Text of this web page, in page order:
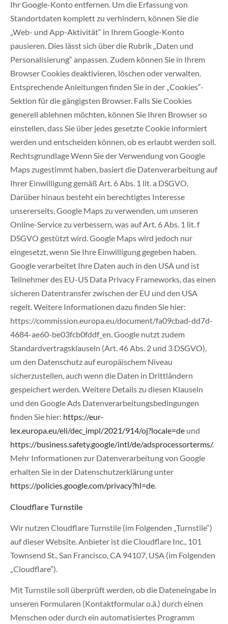
Ihr Google-Konto entfernen. Um die Erfassung von
Standortdaten komplett zu verhindern, können Sie die
„Web- und App-Aktivität“ in Ihrem Google-Konto
pausieren. Dies lässt sich über die Rubrik „Daten und
Personalisierung“ anpassen. Zudem können Sie in Ihrem
Browser Cookies deaktivieren, löschen oder verwalten.
Entsprechende Anleitungen finden Sie in der „Cookies“-
Sektion für die gängigsten Browser. Falls Sie Cookies
generell ablehnen möchten, können Sie Ihren Browser so
einstellen, dass Sie über jedes gesetzte Cookie informiert
werden und entscheiden können, ob es erlaubt werden soll.
Rechtsgrundlage Wenn Sie der Verwendung von Google
Maps zugestimmt haben, basiert die Datenverarbeitung auf
Ihrer Einwilligung gemäß Art. 6 Abs. 1 lit. a DSGVO.
Darüber hinaus besteht ein berechtigtes Interesse
unsererseits, Google Maps zu verwenden, um unseren
Online-Service zu verbessern, was auf Art. 6 Abs. 1 lit. f
DSGVO gestützt wird. Google Maps wird jedoch nur
eingesetzt, wenn Sie Ihre Einwilligung gegeben haben.
Google verarbeitet Ihre Daten auch in den USA und ist
Teilnehmer des EU-US Data Privacy Frameworks, das einen
sicheren Datentransfer zwischen der EU und den USA
regelt. Weitere Informationen dazu finden Sie hier:
https://commission.europa.eu/document/fa09cbad-dd7d-
4684-ae60-be03fcb0fddf_en. Google nutzt zudem
Standardvertragsklauseln (Art. 46 Abs. 2 und 3 DSGVO),
um den Datenschutz auf europäischem Niveau
sicherzustellen, auch wenn die Daten in Drittländern
gespeichert werden. Weitere Details zu diesen Klauseln
und den Google Ads Datenverarbeitungsbedingungen
finden Sie hier: https://eur-
lex.europa.eu/eli/dec_impl/2021/914/oj?locale=de und
https://business.safety.google/intl/de/adsprocessorterms/.
Mehr Informationen zur Datenverarbeitung von Google
erhalten Sie in der Datenschutzerklärung unter
https://policies.google.com/privacy?hl=de.
Cloudflare Turnstile
Wir nutzen Cloudflare Turnstile (im Folgenden „Turnstile“)
auf dieser Website. Anbieter ist die Cloudflare Inc., 101
Townsend St., San Francisco, CA 94107, USA (im Folgenden
„Cloudflare”).
Mit Turnstile soll überprüft werden, ob die Dateneingabe in
unseren Formularen (Kontaktformular o.ä.) durch einen
Menschen oder durch ein automatisiertes Programm